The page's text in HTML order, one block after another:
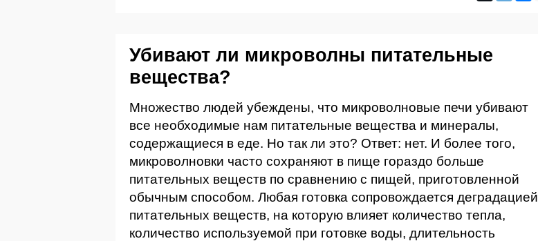
Убивают ли микроволны питательные
вещества?
Множество людей убеждены, что микроволновые печи убивают
все необходимые нам питательные вещества и минералы,
содержащиеся в еде. Но так ли это? Ответ: нет. И более того,
микроволновки часто сохраняют в пище гораздо больше
питательных веществ по сравнению с пищей, приготовленной
обычным способом. Любая готовка сопровождается деградацией
питательных веществ, на которую влияет количество тепла,
количество используемой при готовке воды, длительность